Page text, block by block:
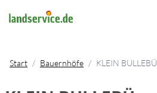
Start Bauernhöfe KLEIN BULLEBÜ